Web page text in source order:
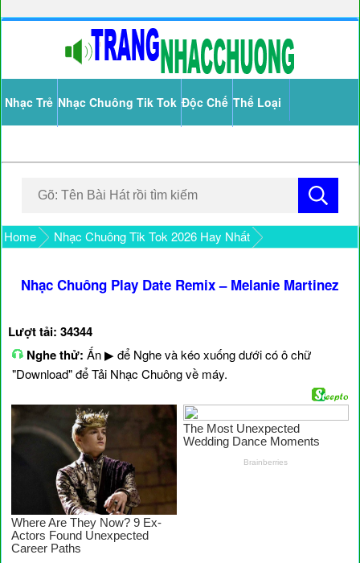
Nhạc Trẻ Nhạc Chuông Tik Tok Độc Chế Thể Loại
Home Nhạc Chuông Tik Tok 2026 Hay Nhất
Nhạc Chuông Play Date Remix – Melanie Martinez
Lượt tải: 34344
Nghe thử: Ấn ▶ để Nghe và kéo xuống dưới có ô chữ
"Download" để Tải Nhạc Chuông về máy.